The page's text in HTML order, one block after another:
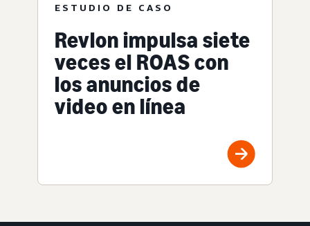
ESTUDIO DE CASO
Revlon impulsa siete
veces el ROAS con
los anuncios de
video en línea